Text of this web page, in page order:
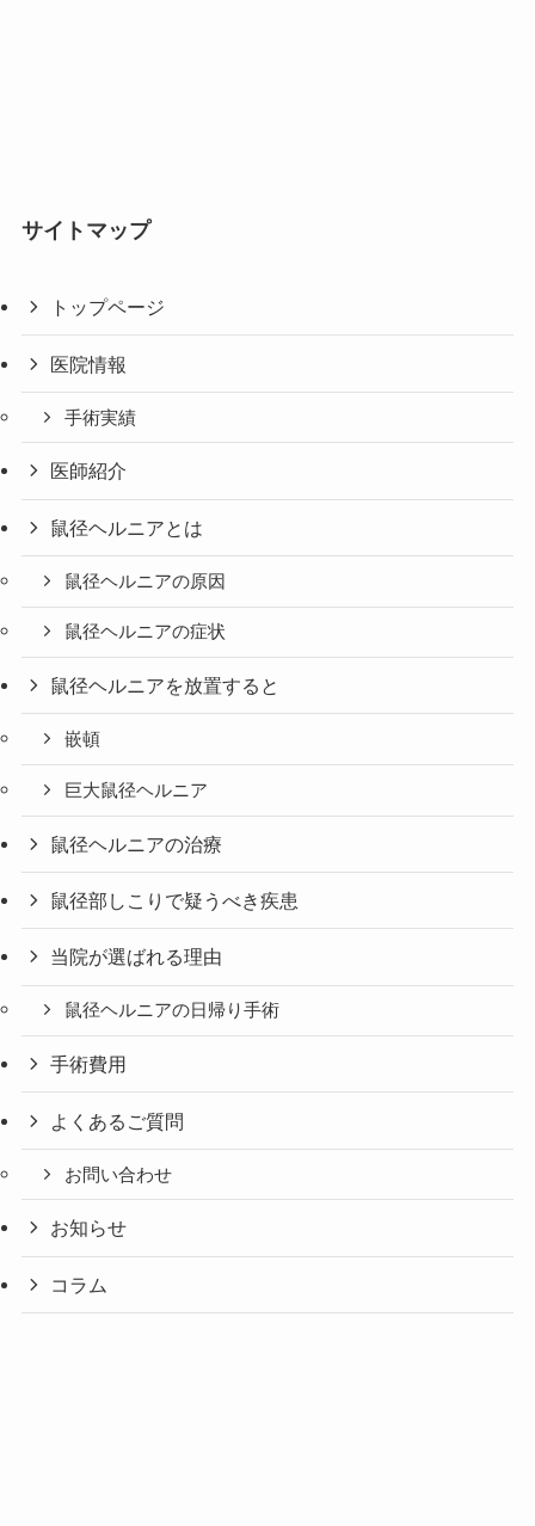
サイトマップ
トップページ
医院情報
手術実績
医師紹介
鼠径ヘルニアとは
鼠径ヘルニアの原因
鼠径ヘルニアの症状
鼠径ヘルニアを放置すると
嵌頓
巨大鼠径ヘルニア
鼠径ヘルニアの治療
鼠径部しこりで疑うべき疾患
当院が選ばれる理由
鼠径ヘルニアの日帰り手術
手術費用
よくあるご質問
お問い合わせ
お知らせ
コラム